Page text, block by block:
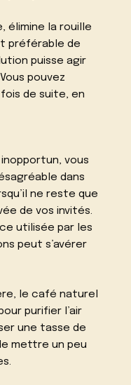
élimine la rouille
préférable de
puisse agir
pouvez
de suite, en
inopportun, vous
dans
ne reste que
de vos invités.
utilisée par les
peut s’avérer
le café naturel
purifier l’air
une tasse de
mettre un peu